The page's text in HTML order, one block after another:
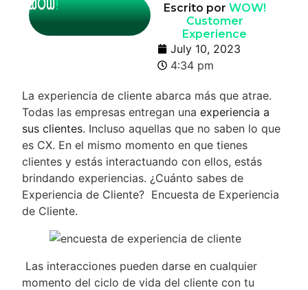
Escrito por WOW!
Customer
Experience
July 10, 2023
4:34 pm
La experiencia de cliente abarca más que atrae.
Todas las empresas entregan una experiencia a
sus clientes. Incluso aquellas que no saben lo que
es CX. En el mismo momento en que tienes
clientes y estás interactuando con ellos, estás
brindando experiencias. ¿Cuánto sabes de
Experiencia de Cliente? Encuesta de Experiencia
de Cliente.
Las interacciones pueden darse en cualquier
momento del ciclo de vida del cliente con tu